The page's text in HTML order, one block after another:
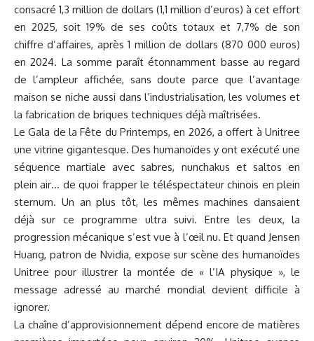
consacré 1,3 million de dollars (1,1 million d’euros) à cet effort
en 2025, soit 19% de ses coûts totaux et 7,7% de son
chiffre d’affaires, après 1 million de dollars (870 000 euros)
en 2024. La somme paraît étonnamment basse au regard
de l’ampleur affichée, sans doute parce que l’avantage
maison se niche aussi dans l’industrialisation, les volumes et
la fabrication de briques techniques déjà maîtrisées.
Le Gala de la Fête du Printemps, en 2026, a offert à Unitree
une vitrine gigantesque. Des humanoïdes y ont exécuté une
séquence martiale avec sabres, nunchakus et saltos en
plein air… de quoi frapper le téléspectateur chinois en plein
sternum. Un an plus tôt, les mêmes machines dansaient
déjà sur ce programme ultra suivi. Entre les deux, la
progression mécanique s’est vue à l’œil nu. Et quand Jensen
Huang, patron de Nvidia, expose sur scène des humanoïdes
Unitree pour illustrer la montée de « l’IA physique », le
message adressé au marché mondial devient difficile à
ignorer.
La chaîne d’approvisionnement dépend encore de matières